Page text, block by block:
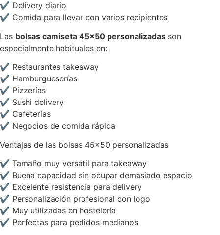
✔ Delivery diario
✔ Comida para llevar con varios recipientes
Las bolsas camiseta 45×50 personalizadas son
especialmente habituales en:
✔ Restaurantes takeaway
✔ Hamburgueserías
✔ Pizzerías
✔ Sushi delivery
✔ Cafeterías
✔ Negocios de comida rápida
Ventajas de las bolsas 45×50 personalizadas
✔ Tamaño muy versátil para takeaway
✔ Buena capacidad sin ocupar demasiado espacio
✔ Excelente resistencia para delivery
✔ Personalización profesional con logo
✔ Muy utilizadas en hostelería
✔ Perfectas para pedidos medianos